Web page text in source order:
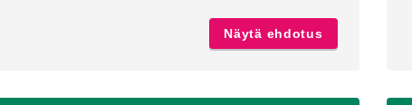
Näytä ehdotus